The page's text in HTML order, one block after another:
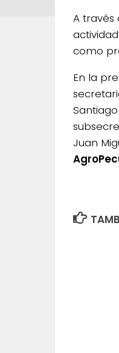
A través
como
En la
Juan